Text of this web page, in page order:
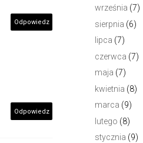
Odpowiedz
Odpowiedz
września (7)
sierpnia (6)
lipca (7)
czerwca (7)
maja (7)
kwietnia (8)
marca (9)
lutego (8)
stycznia (9)